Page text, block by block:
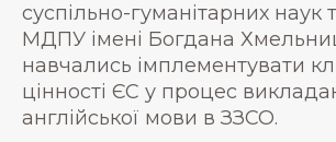
суспільно-гуманітарних наук
МДПУ імені Богдана
навчались імплементувати
цінності ЄС у процес
англійської мови в ЗЗСО.